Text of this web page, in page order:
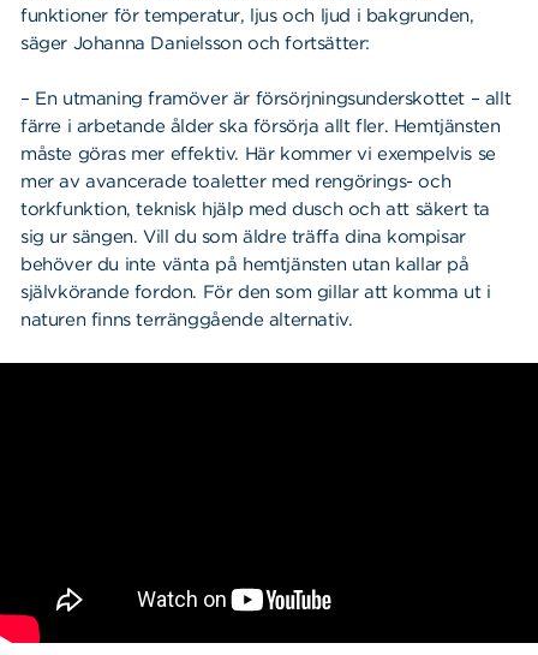
funktioner för temperatur, ljus och ljud i bakgrunden,
säger Johanna Danielsson och fortsätter:
– En utmaning framöver är försörjningsunderskottet – allt
färre i arbetande ålder ska försörja allt fler. Hemtjänsten
måste göras mer effektiv. Här kommer vi exempelvis se
mer av avancerade toaletter med rengörings- och
torkfunktion, teknisk hjälp med dusch och att säkert ta
sig ur sängen. Vill du som äldre träffa dina kompisar
behöver du inte vänta på hemtjänsten utan kallar på
självkörande fordon. För den som gillar att komma ut i
naturen finns terränggående alternativ.